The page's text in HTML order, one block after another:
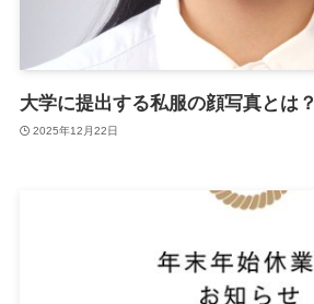
大学に提出する私服の顔写真とは？
2025年12月22日